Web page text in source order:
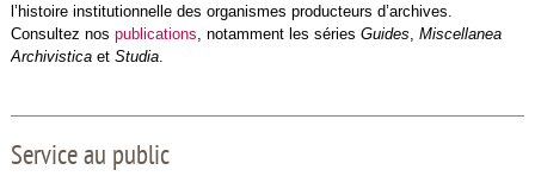
l’histoire institutionnelle des organismes producteurs d’archives.
Consultez nos publications , notamment les séries Guides Miscellanea
Archivistica et Studia.
Service au public